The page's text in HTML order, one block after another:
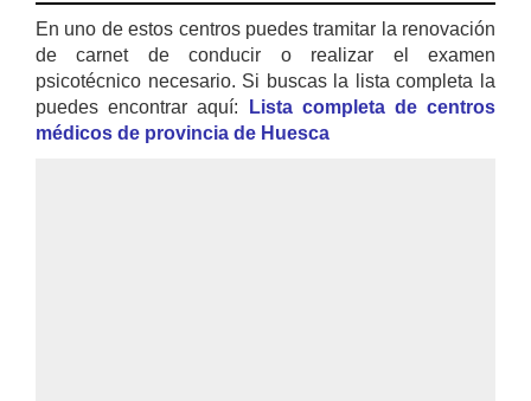
En uno de estos centros puedes tramitar la renovación
de carnet de conducir o realizar el examen
psicotécnico necesario. Si buscas la lista completa la
puedes encontrar aquí:
Lista completa de centros
médicos de provincia de Huesca